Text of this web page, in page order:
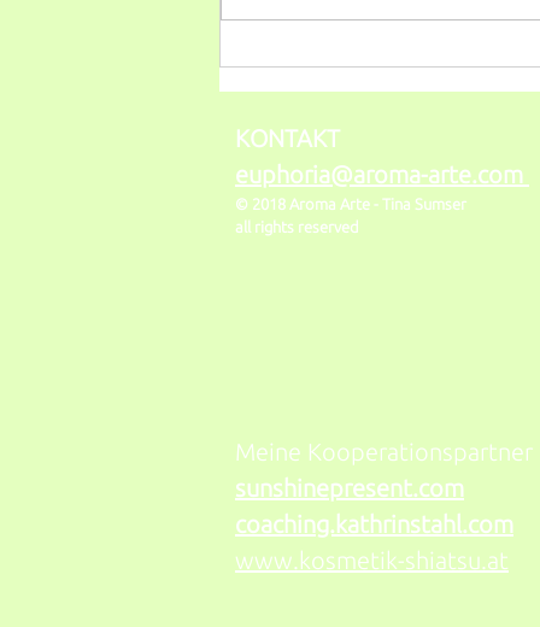
KONTAKT
euphoria@aroma-arte.com
© 2018 Aroma Arte - Tina Sumser
all rights reserved
Meine Kooperationspartner
sunshinepresent.com
coaching.kathrinstahl.com
www.kosmetik-shiatsu.at